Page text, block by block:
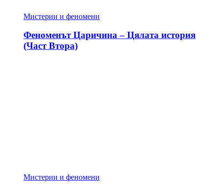
Мистерии и феномени
Феноменът Царичина – Цялата история
(Част Втора)
Мистерии и феномени